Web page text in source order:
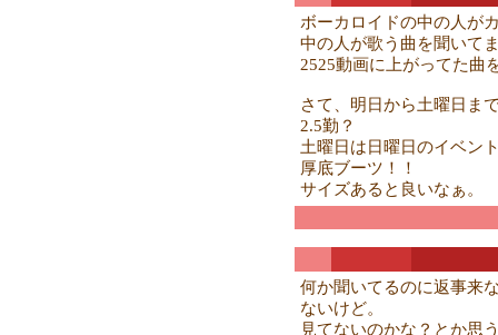
ボーカロイドの中の人が
中の人が歌う曲を聞いて
2525動画に上がってた曲
さて、明日から土曜日ま
2.5勤？
土曜日は日曜日のイベン
厚底ブーツ！！
サイズあると良いなぁ。
何か聞いてるのに返事来
ないけど。
見てないのかな？とか思